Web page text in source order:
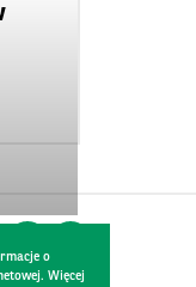
o
Więcej